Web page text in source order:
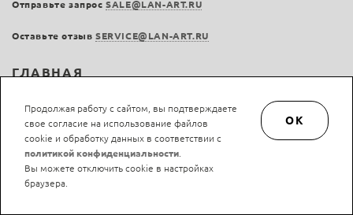
ГЛАВНАЯ
О КОМПАНИИ
ГАРАНТИЯ И ВОЗВРАТ
ДОСТАВКА
Отправьте запросSALE@LAN-ART.RU
Оставьте отзыв SERVICE@LAN-ART.RU
Продолжая работу с сайтом, вы подтверждаете
свое согласие на использование файлов
cookie и обработку данных в соответствии с
политикой конфиденциальности
Вы можете отключить cookie в настройках
браузера.
OK